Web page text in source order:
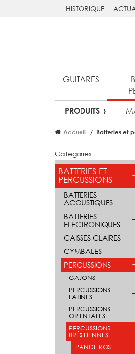
HISTORIQUE
GUITARES
PRODUITS
Accueil Batteries et
Catégories
BATTERIES ET
PERCUSSIONS
BATTERIES
ACOUSTIQUES
BATTERIES
ELECTRONIQUES
CAISSES CLAIRES
CYMBALES
PERCUSSIONS
CAJONS
PERCUSSIONS
LATINES
PERCUSSIONS
ORIENTALES
PERCUSSIONS
BRÉSILIENNES
PANDEIROS